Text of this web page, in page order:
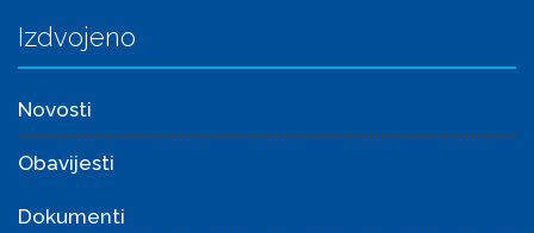
Izdvojeno
Novosti
Obavijesti
Dokumenti